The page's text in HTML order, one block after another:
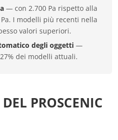
— con 2.700 Pa rispetto alla
I modelli più recenti nella
valori superiori.
degli oggetti —
dei modelli attuali.
PROSCENIC